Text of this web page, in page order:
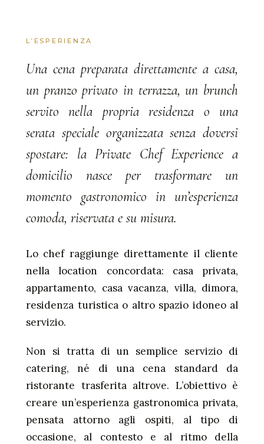
L’ESPERIENZA
Una cena preparata direttamente a casa,
un pranzo privato in terrazza, un brunch
servito nella propria residenza o una
serata speciale organizzata senza doversi
spostare: la Private Chef Experience a
domicilio nasce per trasformare un
momento gastronomico in un’esperienza
comoda, riservata e su misura.
Lo chef raggiunge direttamente il cliente
nella location concordata: casa privata,
appartamento, casa vacanza, villa, dimora,
residenza turistica o altro spazio idoneo al
servizio.
Non si tratta di un semplice servizio di
catering, né di una cena standard da
ristorante trasferita altrove. L’obiettivo è
creare un’esperienza gastronomica privata,
pensata attorno agli ospiti, al tipo di
occasione, al contesto e al ritmo della